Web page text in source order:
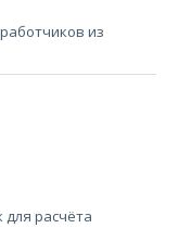
из
расчёта